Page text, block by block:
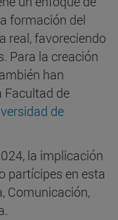
formación del
real, favoreciendo
Para la creación
han
Facultad de
de
la implicación
partícipes en esta
Comunicación,